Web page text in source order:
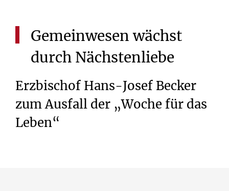
Gemeinwesen wächst
durch Nächstenliebe
Erzbischof Hans-Josef Becker
zum Ausfall der „Woche für das
Leben“